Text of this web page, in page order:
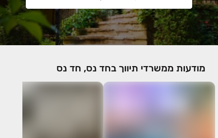
מודעות ממשרדי תיווך בחד נס, חד נס